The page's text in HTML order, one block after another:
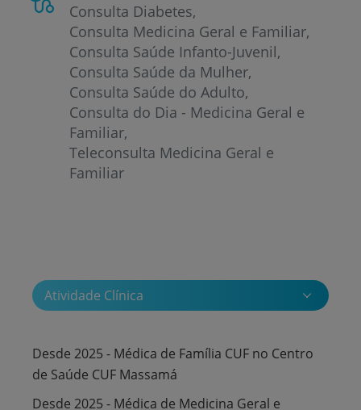
Consulta Diabetes
Consulta Medicina Geral e Familiar
Consulta Saúde Infanto-Juvenil
Consulta Saúde da Mulher
Consulta Saúde do Adulto
Consulta do Dia - Medicina Geral e
Familiar
Teleconsulta Medicina Geral e
Familiar
Atividade Clínica
Desde 2025 - Médica de Família CUF no Centro
de Saúde CUF Massamá
Desde 2025 - Médica de Medicina Geral e